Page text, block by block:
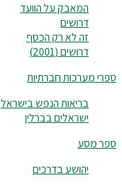
המאבק על הוועד
דרושים
זה לא רק הכסף
דרושים (2001)
ספרי מערכות חברתיות
בריאות הנפש בישראל
ישראלים בברלין
ספר מסע
יהושע בדרכים